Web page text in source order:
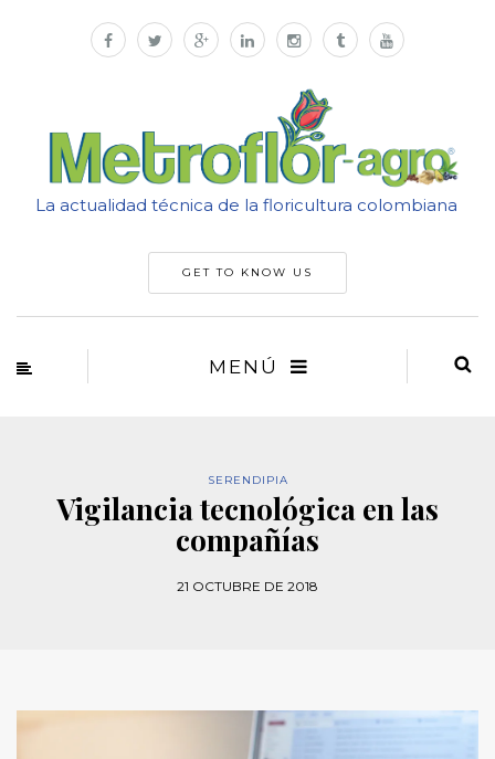
La actualidad técnica de la floricultura colombiana
GET TO KNOW US
MENÚ
SERENDIPIA
Vigilancia tecnológica en las
compañías
21 OCTUBRE DE 2018